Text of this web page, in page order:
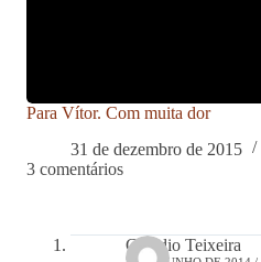
Para Vítor. Com muita dor
31 de dezembro de 2015
3 comentários
Cláudio Teixeira